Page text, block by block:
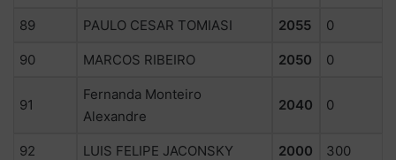
89 PAULO CESAR TOMIASI 2055 0
90 MARCOS RIBEIRO 2050 0
91
Fernanda Monteiro
Alexandre
2040 0
92 LUIS FELIPE JACONSKY 2000 300